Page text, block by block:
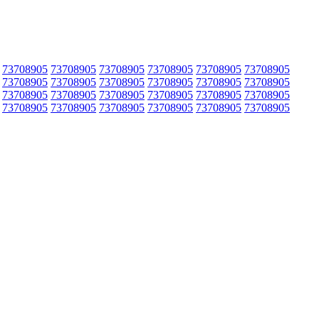
73708905 73708905 73708905 73708905 73708905 73708905
73708905 73708905 73708905 73708905 73708905 73708905
73708905 73708905 73708905 73708905 73708905 73708905
73708905 73708905 73708905 73708905 73708905 73708905